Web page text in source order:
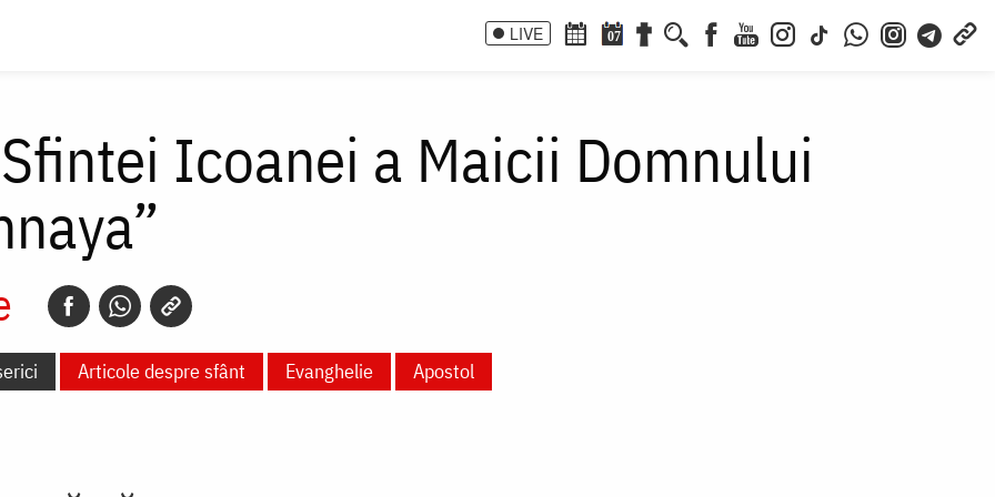
LIVE 07
Icoanei a Maicii Domnului
Articole despre sfânt Evanghelie Apostol